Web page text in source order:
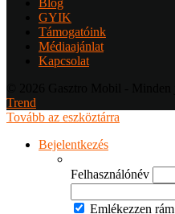
Blog
GYIK
Támogatóink
Médiaajánlat
Kapcsolat
Trend
Tovább az eszköztárra
Bejelentkezés
Felhasználónév
Emlékezzen rám